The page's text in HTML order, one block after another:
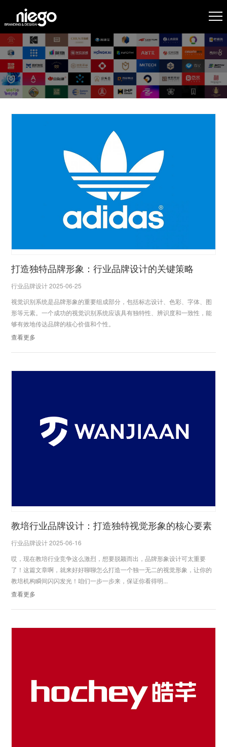
打造独特品牌形象：行业品牌设计的关键策略
行业品牌设计 2025-06-25
视觉识别系统是品牌形象的重要组成部分，包括标志设计、色彩、字体、图
形等元素。一个成功的视觉识别系统应该具有独特性、辨识度和一致性，能
够有效地传达品牌的核心价值和个性。
查看更多
教培行业品牌设计：打造独特视觉形象的核心要素
行业品牌设计 2025-06-16
哎，现在教培行业竞争这么激烈，想要脱颖而出，品牌形象设计可太重要
了！这篇文章啊，就来好好聊聊怎么打造一个独一无二的视觉形象，让你的
教培机构瞬间闪闪发光！咱们一步一步来，保证你看得明...
查看更多